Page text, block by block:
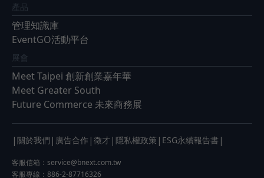
產品
管理知識庫
EventGO活動平台
展會
Meet Taipei 創新創業嘉年華
Meet Greater South
Future Commerce 未來商務展
| 關於我們 | 廣告合作 | 徵才 | 隱私權政策 | ESG永續報告書 |
客服信箱： service@bnext.com.tw
客服專線：886-2-87716326